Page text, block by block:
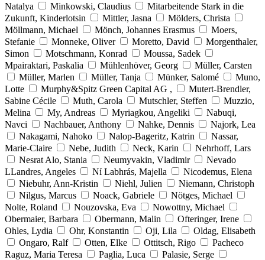
Natalya
Minkowski, Claudius
Mitarbeitende Stark in die
Zukunft, Kinderlotsin
Mittler, Jasna
Mölders, Christa
Möllmann, Michael
Mönch, Johannes Erasmus
Moers,
Stefanie
Monneke, Oliver Moretto, David
Morgenthaler,
Simon
Motschmann, Konrad
Moussa, Sadek
Mpairaktari, Paskalia
Mühlenhöver, Georg
Müller, Carsten
Müller, Marlen
Müller, Tanja Münker, Salomé
Muno,
Lotte
Murphy&Spitz Green Capital AG ,
Mutert-Brendler,
Sabine Cécile
Muth, Carola Mutschler, Steffen
Muzzio,
Melina
My, Andreas Myriagkou, Angeliki
Nabuqi,
Navci
Nachbauer, Anthony Nahke, Dennis
Najork, Lea
Nakagami, Nahoko
Nalop-Bageritz, Katrin
Nassar,
Marie-Claire
Nebe, Judith Neck, Karin
Nehrhoff, Lars
Nesrat Alo, Stania
Neumyvakin, Vladimir
Nevado
LLandres, Angeles
Ní Labhrás, Majella
Nicodemus, Elena
Niebuhr, Ann-Kristin
Niehl, Julien
Niemann, Christoph
Nilgus, Marcus
Noack, Gabriele
Nötges, Michael
Nolte, Roland
Nouzovska, Eva
Nowottny, Michael
Obermaier, Barbara
Obermann, Malin
Ofteringer, Irene
Ohles, Lydia
Ohr, Konstantin Oji, Lila
Oldag, Elisabeth
Ongaro, Ralf
Otten, Elke Ottitsch, Rigo
Pacheco
Raguz, Maria Teresa
Paglia, Luca
Palasie, Serge